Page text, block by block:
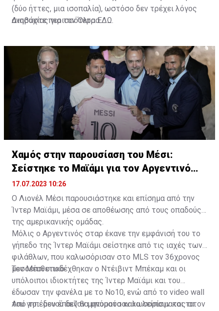
(δύο ήττες, μια ισοπαλία), ωστόσο δεν τρέχει λόγος
ανησυχίας για τον Όλτρα.
Διαβάστε περισσότεραΕΔΩ
Χαμός στην παρουσίαση του Μέσι:
Σείστηκε το Μαϊάμι για τον Αργεντινό
σταρ
17.07.2023 10:26
Ο Λιονέλ Μέσι παρουσιάστηκε και επίσημα από την
Ίντερ Μαϊάμι, μέσα σε αποθέωσης από τους οπαδούς
της αμερικανικής ομάδας.
Μόλις ο Αργεντινός σταρ έκανε την εμφάνισή του το
γήπεδο της Ίντερ Μαϊάμι σείστηκε από τις ιαχές των
φιλάθλων, που καλωσόρισαν στο MLS τον 36χρονος
μεσοεπιθετικό.
Τον Μέσι υποδέχθηκαν ο Ντέιβιντ Μπέκαμ και οι
υπόλοιποι ιδιοκτήτες της Ίντερ Μαϊάμι και του
έδωσαν την φανέλα με το Νο10, ενώ από το video wall
του γηπέδου έπαιζαν μηνύματα καλωσορίσματος στον
Από το... μενού δεν θα μπορούσαν να λείπουν και τα